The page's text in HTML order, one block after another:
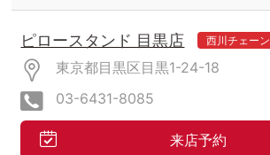
ピロースタンド 目黒店 西川チェーン
東京都目黒区目黒1-24-18
03-6431-8085
来店予約